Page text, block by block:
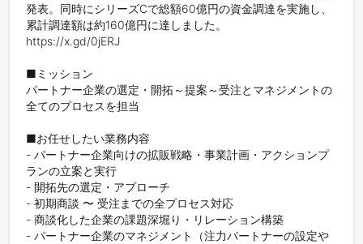
発表。同時にシリーズCで総額60億円の資金調達を実施し、
累計調達額は約160億円に達しました。
https://x.gd/0jERJ
■ミッション
パートナー企業の選定・開拓～提案～受注とマネジメントの
全てのプロセスを担当
■お任せしたい業務内容
- パートナー企業向けの拡販戦略・事業計画・アクションプ
ランの立案と実行
- 開拓先の選定・アプローチ
- 初期商談 〜 受注までの全プロセス対応
- 商談化した企業の課題深堀り・リレーション構築
- パートナー企業のマネジメント（注力パートナーの設定や